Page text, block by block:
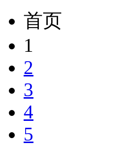
首页
1
2
3
4
5